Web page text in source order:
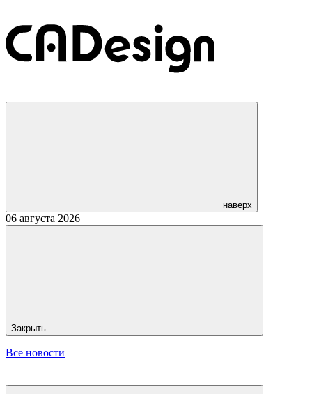
наверх
06 августа 2026
Закрыть
Все новости